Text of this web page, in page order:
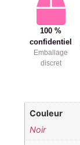
100 %
confidentiel
Emballage
discret
Couleur
Noir